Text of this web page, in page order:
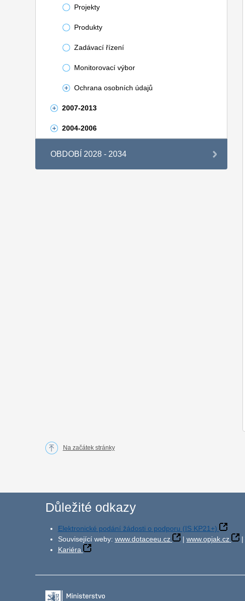
Projekty
Produkty
Zadávací řízení
Monitorovací výbor
Ochrana osobních údajů
2007-2013
2004-2006
OBDOBÍ 2028 - 2034
Na začátek stránky
Důležité odkazy
Elektronické podání žádosti o podporu (IS KP21+)
Související weby: www.dotaceeu.cz | www.opjak.cz |
Kariéra